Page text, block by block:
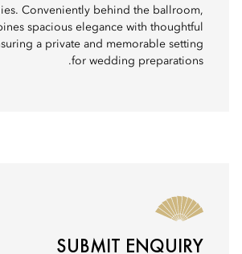
Conveniently behind the ballroom,
spacious elegance with thoughtful
a private and memorable setting
for wedding preparations.
SUBMIT ENQUIRY